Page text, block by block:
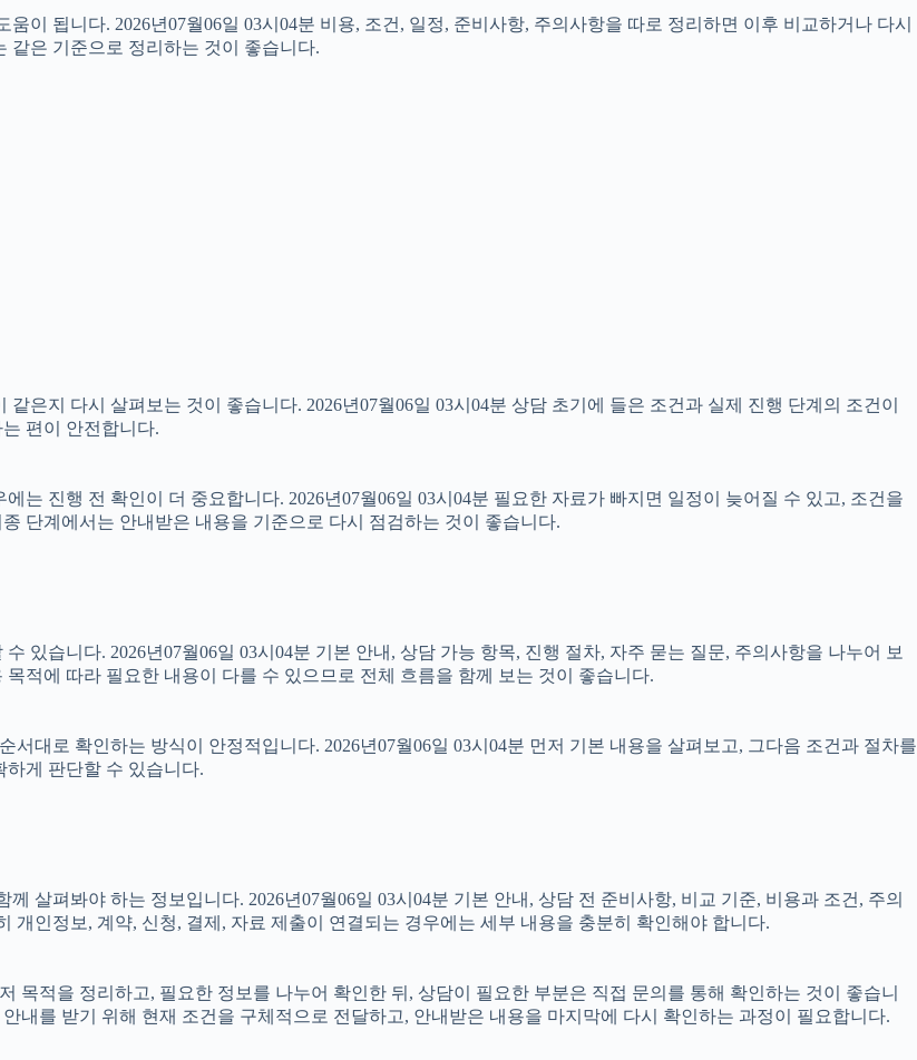
이 됩니다. 2026년07월06일 03시04분 비용, 조건, 일정, 준비사항, 주의사항을 따로 정리하면 이후 비교하거나 다시
같은 기준으로 정리하는 것이 좋습니다.
은지 다시 살펴보는 것이 좋습니다. 2026년07월06일 03시04분 상담 초기에 들은 조건과 실제 진행 단계의 조건이
편이 안전합니다.
는 진행 전 확인이 더 중요합니다. 2026년07월06일 03시04분 필요한 자료가 빠지면 일정이 늦어질 수 있고, 조건을
단계에서는 안내받은 내용을 기준으로 다시 점검하는 것이 좋습니다.
있습니다. 2026년07월06일 03시04분 기본 안내, 상담 가능 항목, 진행 절차, 자주 묻는 질문, 주의사항을 나누어 보
적에 따라 필요한 내용이 다를 수 있으므로 전체 흐름을 함께 보는 것이 좋습니다.
대로 확인하는 방식이 안정적입니다. 2026년07월06일 03시04분 먼저 기본 내용을 살펴보고, 그다음 조건과 절차를
게 판단할 수 있습니다.
살펴봐야 하는 정보입니다. 2026년07월06일 03시04분 기본 안내, 상담 전 준비사항, 비교 기준, 비용과 조건, 주의
인정보, 계약, 신청, 결제, 자료 제출이 연결되는 경우에는 세부 내용을 충분히 확인해야 합니다.
목적을 정리하고, 필요한 정보를 나누어 확인한 뒤, 상담이 필요한 부분은 직접 문의를 통해 확인하는 것이 좋습니
내를 받기 위해 현재 조건을 구체적으로 전달하고, 안내받은 내용을 마지막에 다시 확인하는 과정이 필요합니다.